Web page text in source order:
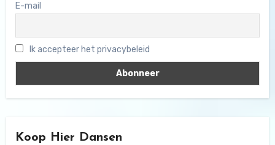
E-mail
Ik accepteer het privacybeleid
Koop Hier Dansen